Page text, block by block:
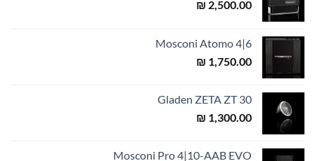
₪ 2,500.00
Mosconi Atomo 4|6
₪ 1,750.00
Gladen ZETA ZT 30
₪ 1,300.00
Mosconi Pro 4|10-AAB EVO